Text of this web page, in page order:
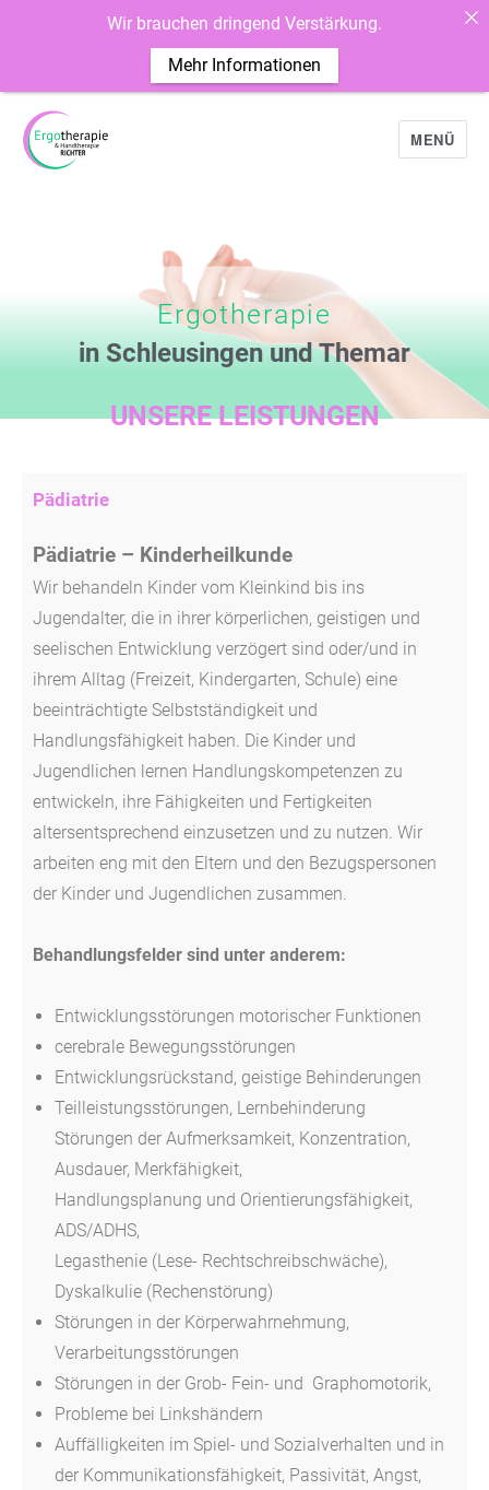
MENÜ
Ergotherapie
in Schleusingen und Themar
UNSERE LEISTUNGEN
Pädiatrie
Pädiatrie – Kinderheilkunde
Wir behandeln Kinder vom Kleinkind bis ins
Jugendalter, die in ihrer körperlichen, geistigen und
seelischen Entwicklung verzögert sind oder/und in
ihrem Alltag (Freizeit, Kindergarten, Schule) eine
beeinträchtigte Selbstständigkeit und
Handlungsfähigkeit haben. Die Kinder und
Jugendlichen lernen Handlungskompetenzen zu
entwickeln, ihre Fähigkeiten und Fertigkeiten
altersentsprechend einzusetzen und zu nutzen. Wir
arbeiten eng mit den Eltern und den Bezugspersonen
der Kinder und Jugendlichen zusammen.
Behandlungsfelder sind unter anderem:
Entwicklungsstörungen motorischer Funktionen
cerebrale Bewegungsstörungen
Entwicklungsrückstand, geistige Behinderungen
Teilleistungsstörungen, Lernbehinderung
Störungen der Aufmerksamkeit, Konzentration,
Ausdauer, Merkfähigkeit,
Handlungsplanung und Orientierungsfähigkeit,
ADS/ADHS,
Legasthenie (Lese- Rechtschreibschwäche),
Dyskalkulie (Rechenstörung)
Störungen in der Körperwahrnehmung,
Verarbeitungsstörungen
Störungen in der Grob- Fein- und Graphomotorik,
Probleme bei Linkshändern
Auffälligkeiten im Spiel- und Sozialverhalten und in
der Kommunikationsfähigkeit, Passivität, Angst,
Wir brauchen dringend Verstärkung.
Mehr Informationen